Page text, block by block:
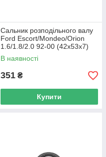
Сальник розподільного валу
Ford Escort/Mondeo/Orion
1.6/1.8/2.0 92-00 (42x53x7)
ELRING 467.860 UA62
В наявності
351 ₴
Купити